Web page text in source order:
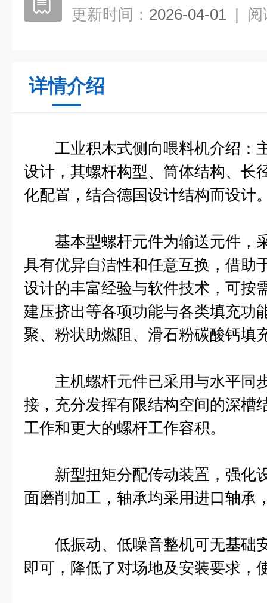
更新时间： 2026-04-01 | 阅
详情介绍
工业积木式侧向喂料机介绍：
设计，其螺杆构型、筒体结构、长
化配置，结合德国设计结构而设计
基本型螺杆元件为输送元件，
具有优异自洁性和任意互换，借助
设计的丰富经验与软件技术，可按
建压挤出等各项功能与各类填充功
聚、粉状助燃阻、滑石粉碳酸钙填
主机螺杆元件已采用与水平同
接，充分发挥有限结构空间的深槽
工作和更大的螺杆工作容积。
新型扭矩分配传动装置，强化
面磨削加工，轴承均采用进口轴承
低振动、低噪音整机可无基础
即可，降低了对场地及安装要求，